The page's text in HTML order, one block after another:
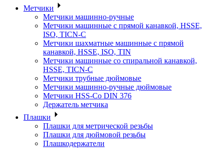
Метчики
Метчики машинно-ручные
Метчики машинные с прямой канавкой, HSSE,
ISO, TICN-C
Метчики шахматные машинные с прямой
канавкой, HSSE, ISO, TIN
Метчики машинные со спиральной канавкой,
HSSE, TICN-C
Метчики трубные дюймовые
Метчики машинно-ручные дюймовые
Метчики HSS-Co DIN 376
Держатель метчика
Плашки
Плашки для метрической резьбы
Плашки для дюймовой резьбы
Плашкодержатели